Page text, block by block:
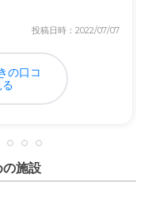
良いと思います。近く
ます。
ます。
投稿日時：2022/07/07
の口コ
の施設